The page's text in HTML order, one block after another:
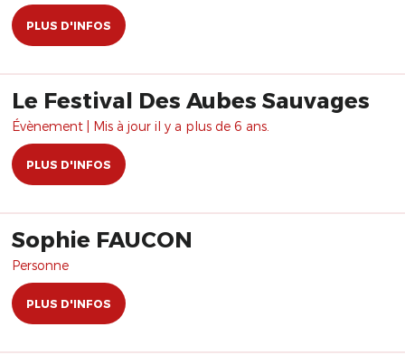
PLUS D'INFOS
Le Festival Des Aubes Sauvages
Évènement | Mis à jour il y a plus de 6 ans.
PLUS D'INFOS
Sophie FAUCON
Personne
PLUS D'INFOS